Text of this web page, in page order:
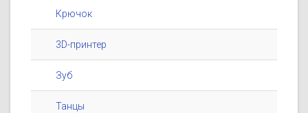
Крючок
3D-принтер
Зуб
Танцы